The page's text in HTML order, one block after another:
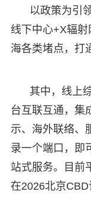
以政策为引
线下中心+X辐射
海各类堵点，打
其中，线上
台互联互通，集
示、海外联络、
录一个端口，即
站式服务。目前
在2026北京CBD